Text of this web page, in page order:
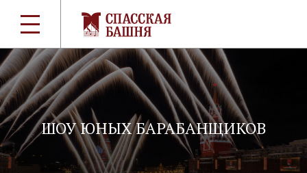
ШОУ ЮНЫХ БАРАБАНЩИКОВ